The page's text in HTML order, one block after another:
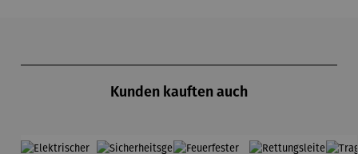
Kunden kauften auch